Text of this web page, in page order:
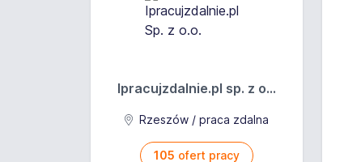
Ipracujzdalnie.pl sp. z o...
Rzeszów / praca zdalna
105 ofert pracy